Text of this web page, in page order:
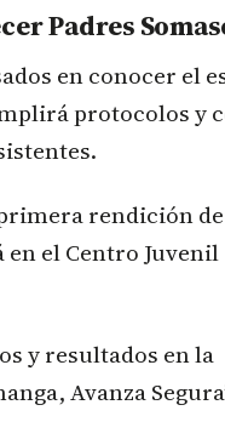
Padres
en conocer el
protocolos y
rendición de
en el Centro Juvenil
y resultados en la
Avanza